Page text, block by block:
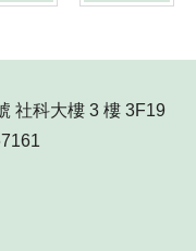
社科大樓 3 樓 3F19